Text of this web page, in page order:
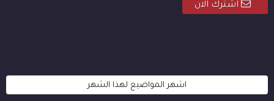
اشترك الان
اشهر المواضيع لهذا الشهر